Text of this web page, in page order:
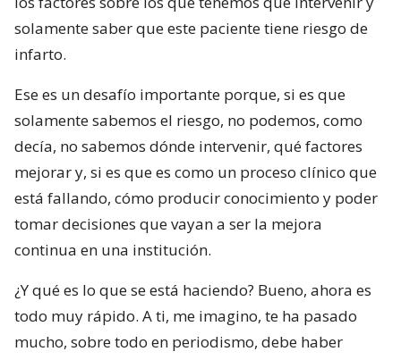
solamente saber que este paciente tiene riesgo de
infarto.
Ese es un desafío importante porque, si es que
solamente sabemos el riesgo, no podemos, como
decía, no sabemos dónde intervenir, qué factores
mejorar y, si es que es como un proceso clínico que
está fallando, cómo producir conocimiento y poder
tomar decisiones que vayan a ser la mejora
continua en una institución.
¿Y qué es lo que se está haciendo? Bueno, ahora es
todo muy rápido. A ti, me imagino, te ha pasado
mucho, sobre todo en periodismo, debe haber